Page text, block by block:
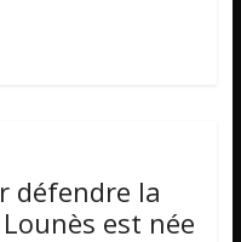
défendre la
est née